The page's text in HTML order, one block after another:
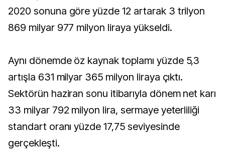
2020 sonuna göre yüzde 12 artarak 3 trilyon
869 milyar 977 milyon liraya yükseldi.
Aynı dönemde öz kaynak toplamı yüzde 5,3
artışla 631 milyar 365 milyon liraya çıktı.
Sektörün haziran sonu itibarıyla dönem net karı
33 milyar 792 milyon lira, sermaye yeterliliği
standart oranı yüzde 17,75 seviyesinde
gerçekleşti.